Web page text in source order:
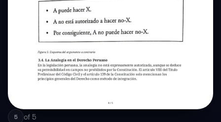
5 of 5